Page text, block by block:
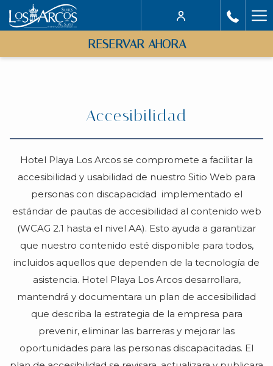
RESERVAR AHORA
Accesibilidad
Hotel Playa Los Arcos se compromete a facilitar la
accesibilidad y usabilidad de nuestro Sitio Web para
personas con discapacidad implementado el
estándar de pautas de accesibilidad al contenido web
(WCAG 2.1 hasta el nivel AA). Esto ayuda a garantizar
que nuestro contenido esté disponible para todos,
incluidos aquellos que dependen de la tecnología de
asistencia. Hotel Playa Los Arcos desarrollara,
mantendrá y documentara un plan de accesibilidad
que describa la estrategia de la empresa para
prevenir, eliminar las barreras y mejorar las
oportunidades para las personas discapacitadas. El